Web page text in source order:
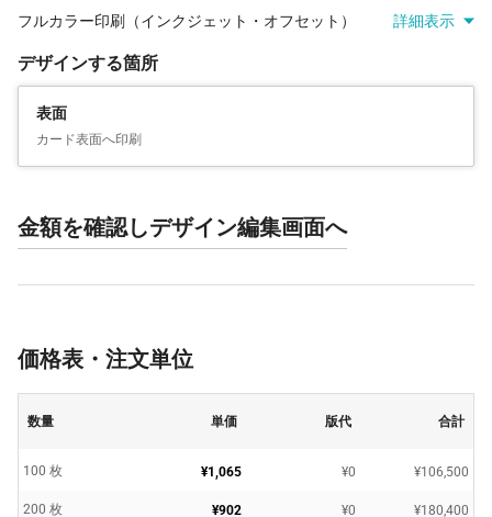
フルカラー印刷（インクジェット・オフセット） 詳細表示
デザインする箇所
表面
カード表面へ印刷
金額を確認しデザイン編集画面へ
価格表・注文単位
数量 単価 版代 合計
100 枚 ¥1,065 ¥0 ¥106,500
200 枚 ¥902 ¥0 ¥180,400